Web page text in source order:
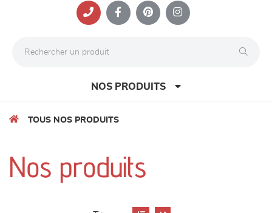
NOS PRODUITS
séjours
TOUS NOS PRODUITS
Nos produits